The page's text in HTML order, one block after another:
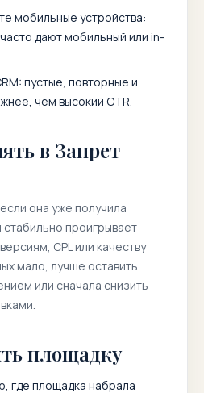
мобильные устройства:
дают мобильный или in-
пустые, повторные и
чем высокий CTR.
в Запрет
она уже получила
проигрывает
CPL или качеству
мало, лучше оставить
или сначала снизить
площадку
где площадка набрала